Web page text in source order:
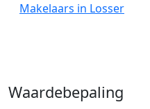
Makelaars in Losser
Waardebepaling